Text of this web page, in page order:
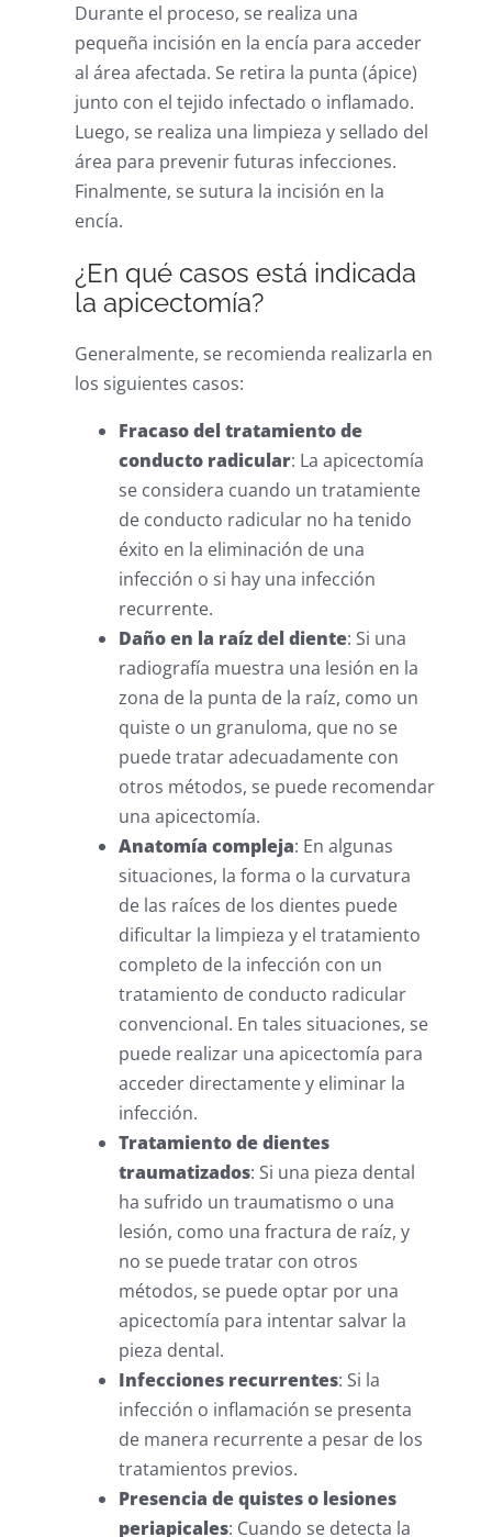
Durante el proceso, se realiza una
pequeña incisión en la encía para acceder
al área afectada. Se retira la punta (ápice)
junto con el tejido infectado o inflamado.
Luego, se realiza una limpieza y sellado del
área para prevenir futuras infecciones.
Finalmente, se sutura la incisión en la
encía.
¿En qué casos está indicada
la apicectomía?
Generalmente, se recomienda realizarla en
los siguientes casos:
Fracaso del tratamiento de
conducto radicular: La apicectomía
se considera cuando un tratamiente
de conducto radicular no ha tenido
éxito en la eliminación de una
infección o si hay una infección
recurrente.
Daño en la raíz del diente: Si una
radiografía muestra una lesión en la
zona de la punta de la raíz, como un
quiste o un granuloma, que no se
puede tratar adecuadamente con
otros métodos, se puede recomendar
una apicectomía.
Anatomía compleja: En algunas
situaciones, la forma o la curvatura
de las raíces de los dientes puede
dificultar la limpieza y el tratamiento
completo de la infección con un
tratamiento de conducto radicular
convencional. En tales situaciones, se
puede realizar una apicectomía para
acceder directamente y eliminar la
infección.
Tratamiento de dientes
traumatizados: Si una pieza dental
ha sufrido un traumatismo o una
lesión, como una fractura de raíz, y
no se puede tratar con otros
métodos, se puede optar por una
apicectomía para intentar salvar la
pieza dental.
Infecciones recurrentes: Si la
infección o inflamación se presenta
de manera recurrente a pesar de los
tratamientos previos.
Presencia de quistes o lesiones
periapicales: Cuando se detecta la